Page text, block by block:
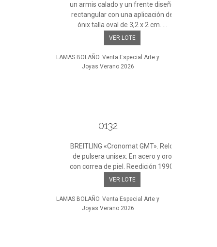
un armis calado y un frente diseño
rectangular con una aplicación de
ónix talla oval de 3,2 x 2 cm. ...
VER LOTE
LAMAS BOLAÑO. Venta Especial Arte y
Joyas Verano 2026
0132
BREITLING «Cronomat GMT». Reloj
de pulsera unisex. En acero y oro
con correa de piel. Reedición 1990.
VER LOTE
LAMAS BOLAÑO. Venta Especial Arte y
Joyas Verano 2026